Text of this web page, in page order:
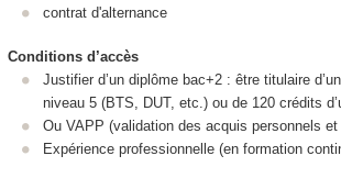
contrat d'alternance
Conditions d’accès
Justifier d’un diplôme bac+2 : être titulaire
niveau 5 (BTS, DUT, etc.) ou de 120 crédits
Ou VAPP (validation des acquis personnels
Expérience professionnelle (en formation